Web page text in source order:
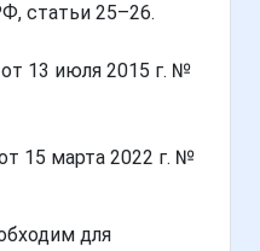
статьи 25–26.
13 июля 2015 г. №
15 марта 2022 г. №
для